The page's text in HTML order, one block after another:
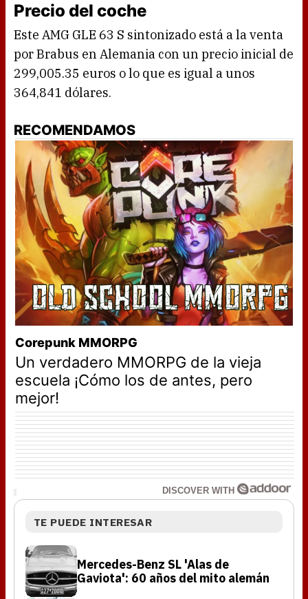
Precio del coche
Este AMG GLE 63 S sintonizado está a la venta
por Brabus en Alemania con un precio inicial de
299,005.35 euros o lo que es igual a unos
364,841 dólares.
RECOMENDAMOS
Corepunk MMORPG
Un verdadero MMORPG de la vieja
escuela ¡Cómo los de antes, pero
mejor!
DISCOVER WITH
TE PUEDE INTERESAR
Mercedes-Benz SL 'Alas de
Gaviota': 60 años del mito alemán